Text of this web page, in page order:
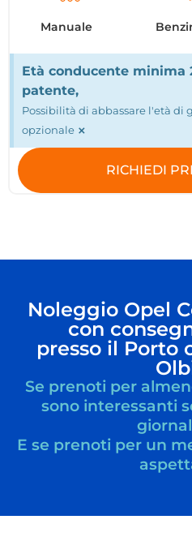
Manuale
Età conducente minima
patente,
Possibilità di abbassare l'età di
opzionale ×
RICHIEDI
Noleggio Opel
con
presso il Porto
Se prenoti per
sono interessanti
E se prenoti per un